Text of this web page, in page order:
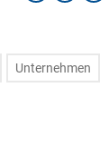
Unternehmen